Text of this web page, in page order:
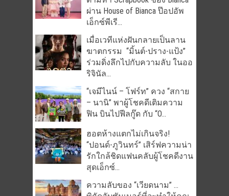
ผ่าน House of Bianca ป๊อปอัพ
เอ็กซ์พีเรี...
เมื่อเวทีแห่งฝันกลายเป็นลาน
ฆาตกรรม “มิ้นต์-ปราง-แป้ง”
ร่วมดิ่งลึกไปกับความลับ ในออ
ริจินัล...
“เจมีไนน์ – โฟร์ท” ควง “สกาย
– นานิ” พาผู้โชคดีเติมความ
ฟิน บินไปฟีลกู๊ด กับ “O...
ฮอตห้างแตกไม่เกินจริง!
“ปอนด์-ภูวินทร์” เสิร์ฟความน่า
รักใกล้ชิดแฟนคลับผู้โชคดีงาน
สุดเอ็กซ์...
ความลับของ “เวียดนาม” …